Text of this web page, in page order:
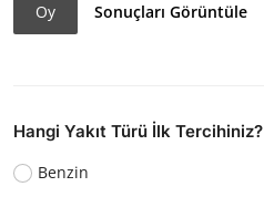
Oy Sonuçları Görüntüle
Hangi Yakıt Türü İlk Tercihiniz?
Benzin